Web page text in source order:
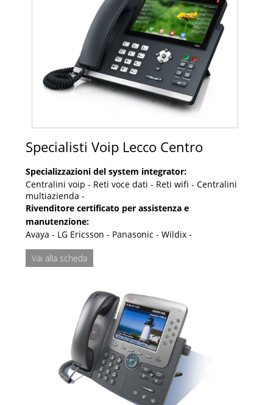
Specialisti Voip Lecco Centro
Specializzazioni del system integrator:
Centralini voip - Reti voce dati - Reti wifi - Centralini
multiazienda -
Rivenditore certificato per assistenza e
manutenzione:
Avaya - LG Ericsson - Panasonic - Wildix -
Vai alla scheda